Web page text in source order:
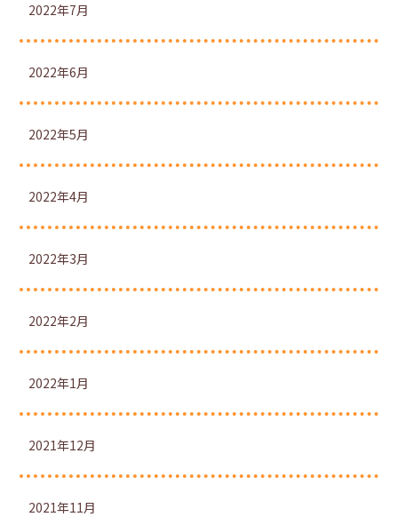
2022年7月
2022年6月
2022年5月
2022年4月
2022年3月
2022年2月
2022年1月
2021年12月
2021年11月